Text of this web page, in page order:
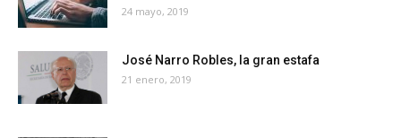
24 mayo, 2019
José Narro Robles, la gran estafa
21 enero, 2019